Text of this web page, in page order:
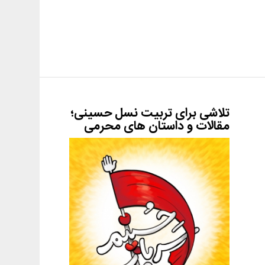
تلاشی برای تربیت نسل حسینی؛
مقالات و داستان های محرمی